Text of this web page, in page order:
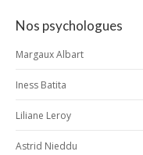
Nos psychologues
Margaux Albart
Iness Batita
Liliane Leroy
Astrid Nieddu